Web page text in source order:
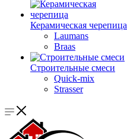
Керамическая черепица
Laumans
Braas
Строительные смеси
Quick-mix
Strasser